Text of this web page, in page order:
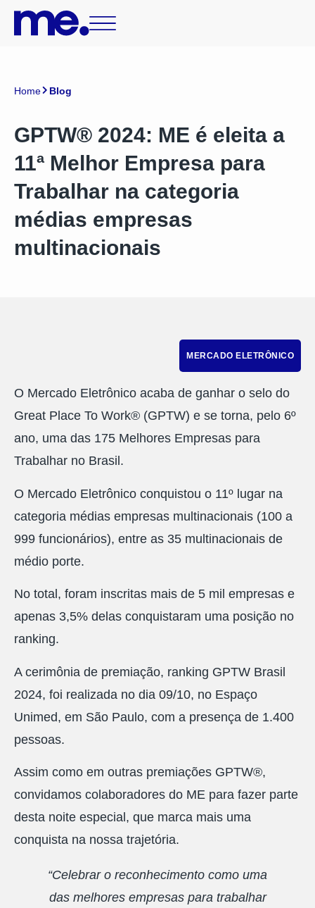
Home Blog
GPTW® 2024: ME é eleita a
11ª Melhor Empresa para
Trabalhar na categoria
médias empresas
multinacionais
MERCADO ELETRÔNICO
O Mercado Eletrônico acaba de ganhar o selo do
Great Place To Work® (GPTW) e se torna, pelo 6º
ano, uma das 175 Melhores Empresas para
Trabalhar no Brasil.
O Mercado Eletrônico conquistou o 11º lugar na
categoria médias empresas multinacionais (100 a
999 funcionários), entre as 35 multinacionais de
médio porte.
No total, foram inscritas mais de 5 mil empresas e
apenas 3,5% delas conquistaram uma posição no
ranking.
A cerimônia de premiação, ranking GPTW Brasil
2024, foi realizada no dia 09/10, no Espaço
Unimed, em São Paulo, com a presença de 1.400
pessoas.
Assim como em outras premiações GPTW®,
convidamos colaboradores do ME para fazer parte
desta noite especial, que marca mais uma
conquista na nossa trajetória.
“Celebrar o reconhecimento como uma
das melhores empresas para trabalhar